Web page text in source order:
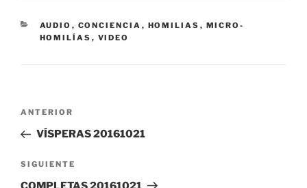
CATEGORÍAS
AUDIO , CONCIENCIA , HOMILIAS , MICRO-
HOMILÍAS , VIDEO
Navegación
entradas
Entrada
anterior:
ANTERIOR
VÍSPERAS 20161021
Siguiente
entrada
SIGUIENTE